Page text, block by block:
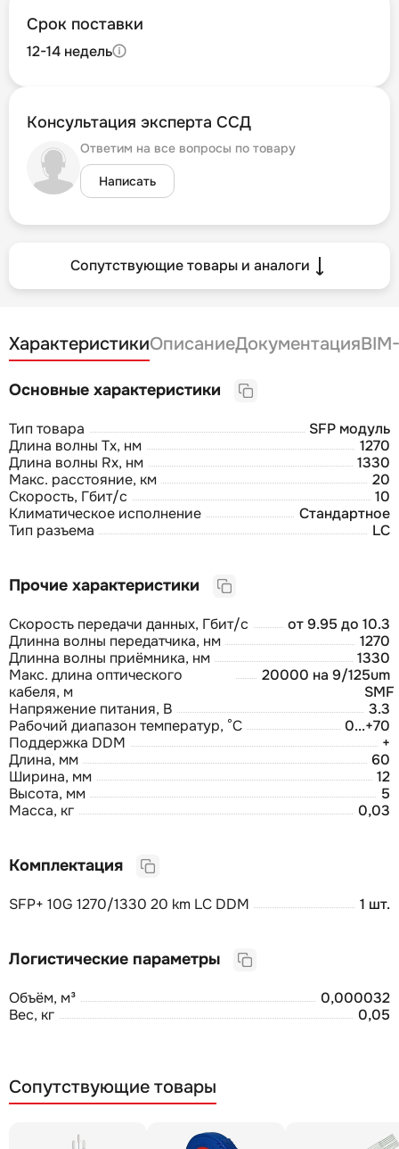
Срок поставки
12-14 недель
Консультация эксперта ССД
Ответим на все вопросы по товару
Написать
Сопутствующие товары и аналоги
ХарактеристикиОписаниеДокументация
Основные характеристики
Тип товара
SFP модуль
Длина волны Tx, нм
1270
Длина волны Rx, нм
1330
Макс. расстояние, км
20
Скорость, Гбит/с
10
Климатическое исполнение
Стандартное
Тип разъема
LC
Прочие характеристики
Скорость передачи данных, Гбит/с
от 9.95 до 10.3
Длинна волны передатчика, нм
1270
Длинна волны приёмника, нм
1330
Макс. длина оптического
кабеля, м
20000 на 9/125um
SMF
Напряжение питания, В
3.3
Рабочий диапазон температур, °C
0...+70
Поддержка DDM
+
Длина, мм
60
Ширина, мм
12
Высота, мм
5
Масса, кг
0,03
Комплектация
SFP+ 10G 1270/1330 20 km LC DDM 1 шт.
Логистические параметры
Объём, м³
0,000032
Вес, кг
0,05
Сопутствующие товары